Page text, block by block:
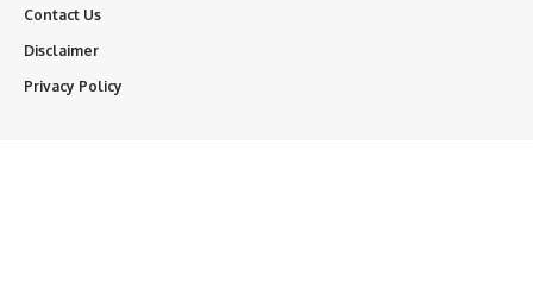
Contact Us
Disclaimer
Privacy Policy